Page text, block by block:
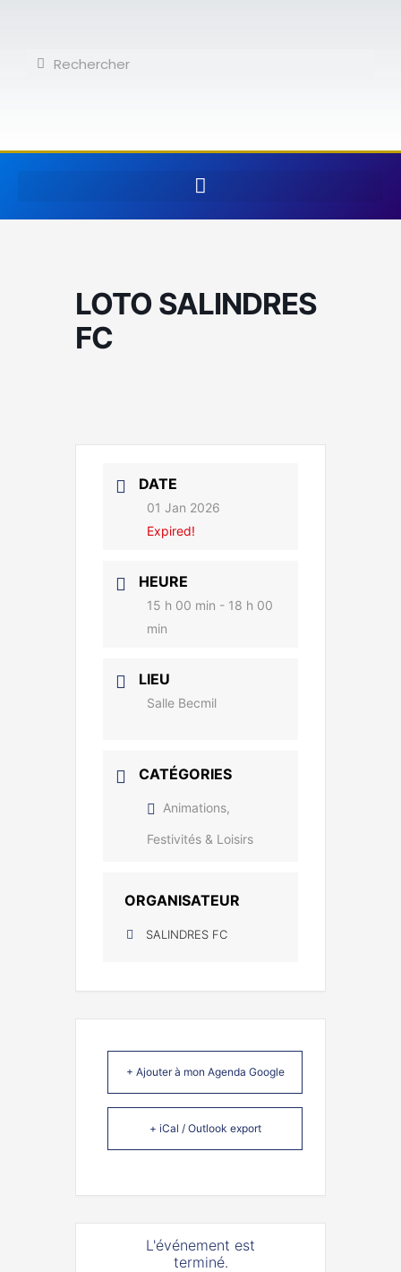
contenuRechercher
Rechercher
LOTO SALINDRES
FC
DATE
01 Jan 2026
Expired!
HEURE
15 h 00 min - 18 h 00
min
LIEU
Salle Becmil
CATÉGORIES
Animations,
Festivités & Loisirs
ORGANISATEUR
SALINDRES FC
+ Ajouter à mon Agenda Google
+ iCal / Outlook export
L'événement est
terminé.